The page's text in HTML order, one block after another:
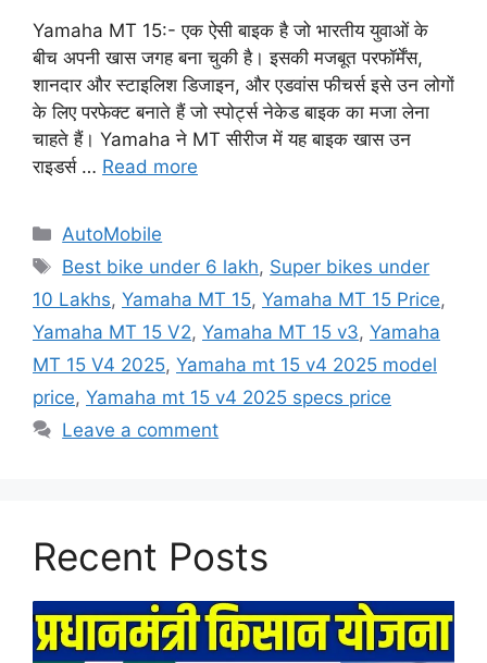
Yamaha MT 15:- एक ऐसी बाइक है जो भारतीय युवाओं के
बीच अपनी खास जगह बना चुकी है। इसकी मजबूत परफॉर्मेंस,
शानदार और स्टाइलिश डिजाइन, और एडवांस फीचर्स इसे उन लोगों
के लिए परफेक्ट बनाते हैं जो स्पोर्ट्स नेकेड बाइक का मजा लेना
चाहते हैं। Yamaha ने MT सीरीज में यह बाइक खास उन
राइडर्स … Read more
Categories
AutoMobile
Tags
Best bike under 6 lakh, Super bikes under
10 Lakhs, Yamaha MT 15, Yamaha MT 15 Price,
Yamaha MT 15 V2, Yamaha MT 15 v3, Yamaha
MT 15 V4 2025, Yamaha mt 15 v4 2025 model
price, Yamaha mt 15 v4 2025 specs price
Leave a comment
Recent Posts